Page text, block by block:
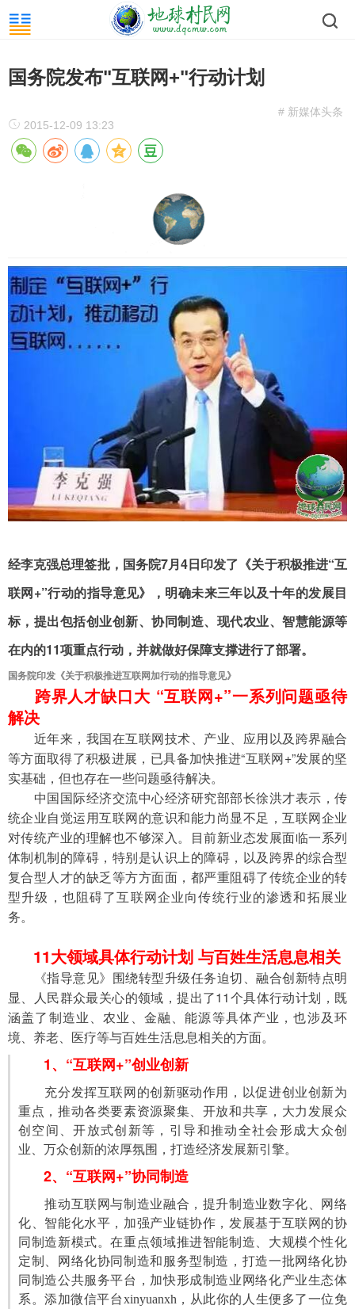
国务院发布"互联网+"行动计划
# 新媒体头条
2015-12-09 13:23
经李克强总理签批，国务院7月4日印发了《关于积极推进“互
联网+”行动的指导意见》，明确未来三年以及十年的发展目
标，提出包括创业创新、协同制造、现代农业、智慧能源等
在内的11项重点行动，并就做好保障支撑进行了部署。
国务院印发《关于积极推进互联网加行动的指导意见》
跨界人才缺口大 “互联网+”一系列问题亟待
解决
近年来，我国在互联网技术、产业、应用以及跨界融合
等方面取得了积极进展，已具备加快推进“互联网+”发展的坚
实基础，但也存在一些问题亟待解决。
中国国际经济交流中心经济研究部部长徐洪才表示，传
统企业自觉运用互联网的意识和能力尚显不足，互联网企业
对传统产业的理解也不够深入。目前新业态发展面临一系列
体制机制的障碍，特别是认识上的障碍，以及跨界的综合型
复合型人才的缺乏等方方面面，都严重阻碍了传统企业的转
型升级，也阻碍了互联网企业向传统行业的渗透和拓展业
务。
11大领域具体行动计划 与百姓生活息息相关
《指导意见》围绕转型升级任务迫切、融合创新特点明
显、人民群众最关心的领域，提出了11个具体行动计划，既
涵盖了制造业、农业、金融、能源等具体产业，也涉及环
境、养老、医疗等与百姓生活息息相关的方面。
1、“互联网+”创业创新
充分发挥互联网的创新驱动作用，以促进创业创新为
重点，推动各类要素资源聚集、开放和共享，大力发展众
创空间、开放式创新等，引导和推动全社会形成大众创
业、万众创新的浓厚氛围，打造经济发展新引擎。
2、“互联网+”协同制造
推动互联网与制造业融合，提升制造业数字化、网络
化、智能化水平，加强产业链协作，发展基于互联网的协
同制造新模式。在重点领域推进智能制造、大规模个性化
定制、网络化协同制造和服务型制造，打造一批网络化协
同制造公共服务平台，加快形成制造业网络化产业生态体
系。添加微信平台xinyuanxh，从此你的人生便多了一位免